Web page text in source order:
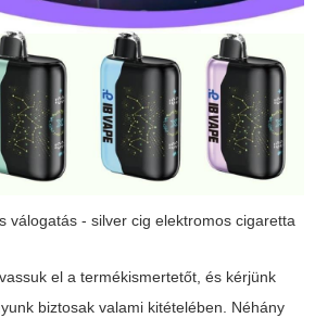
válogatás - silver cig elektromos cigaretta
el a termékismertetőt, és kérjünk
biztosak valami kitételében. Néhány